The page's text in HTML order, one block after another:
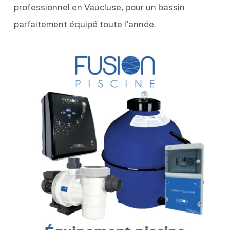
professionnel en Vaucluse, pour un bassin
parfaitement équipé toute l’année.